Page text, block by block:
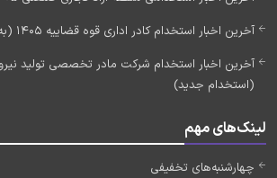
آخرین اخبار استخدام کادر اداری قوه قضاییه 1405 (به زودی)
(استخدام جدید)
لینک‌های مهم
چهارشنبه‌های تخفیفی